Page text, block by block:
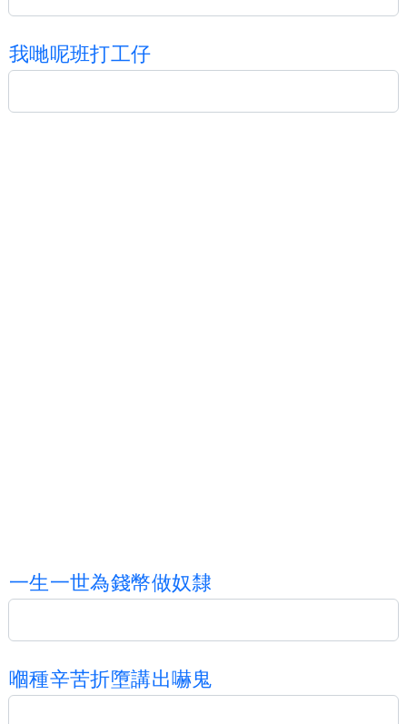
我哋呢班打工仔
一生一世為錢幣做奴隸
嗰種辛苦折墮講出嚇鬼